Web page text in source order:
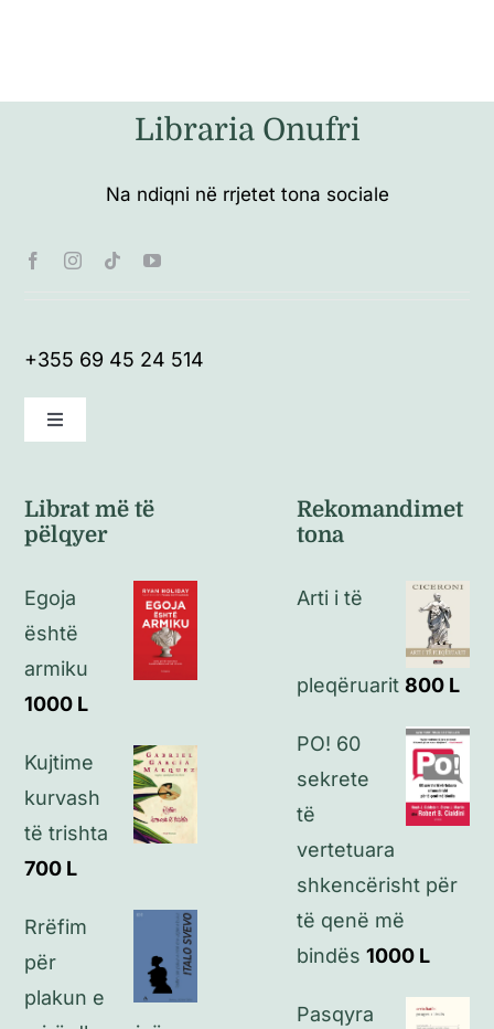
Libraria Onufri
Na ndiqni në rrjetet tona sociale
+355 69 45 24 514
Toggle
Politikat e kthimeve
Politikat e privatësisë
Kontakt
Librat më të
pëlqyer
Egoja
është
armiku
1000 L
Kujtime
kurvash
të trishta
700 L
Rrëfim
për
plakun e
Rekomandimet
tona
Arti i të
pleqëruarit 800 L
PO! 60
sekrete
të
vertetuara
shkencërisht për
të qenë më
bindës 1000 L
Pasqyra